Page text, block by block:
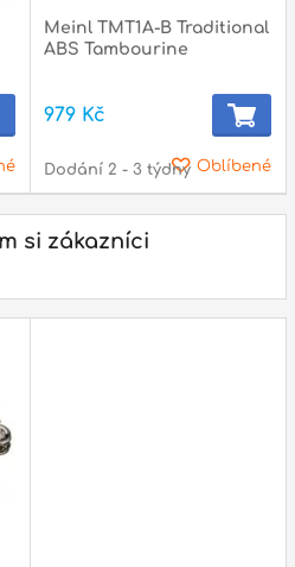
Meinl TMT1A-B Traditional
ABS Tambourine
979 Kč
Oblíbené
Dodání 2 - 3 týdny
si zákazníci